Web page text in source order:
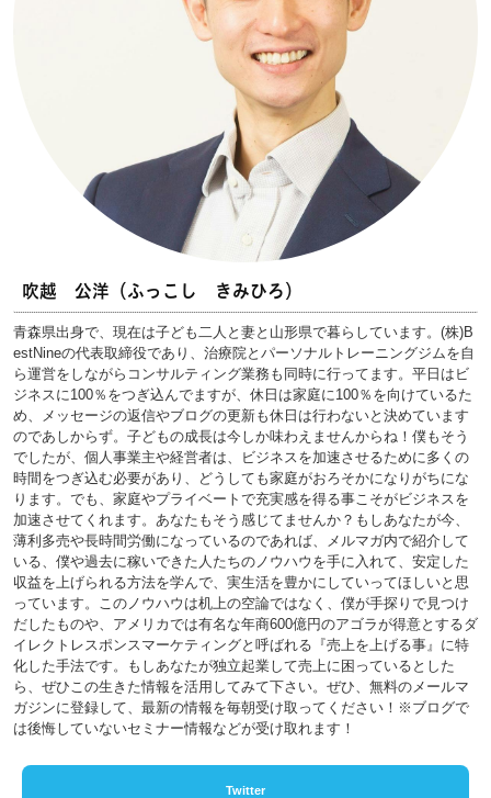
吹越 公洋（ふっこし きみひろ）
青森県出身で、現在は子ども二人と妻と山形県で暮らしています。(株)B
estNineの代表取締役であり、治療院とパーソナルトレーニングジムを自
ら運営をしながらコンサルティング業務も同時に行ってます。平日はビ
ジネスに100％をつぎ込んでますが、休日は家庭に100％を向けているた
め、メッセージの返信やブログの更新も休日は行わないと決めています
のであしからず。子どもの成長は今しか味わえませんからね！僕もそう
でしたが、個人事業主や経営者は、ビジネスを加速させるために多くの
時間をつぎ込む必要があり、どうしても家庭がおろそかになりがちにな
ります。でも、家庭やプライベートで充実感を得る事こそがビジネスを
加速させてくれます。あなたもそう感じてませんか？もしあなたが今、
薄利多売や長時間労働になっているのであれば、メルマガ内で紹介して
いる、僕や過去に稼いできた人たちのノウハウを手に入れて、安定した
収益を上げられる方法を学んで、実生活を豊かにしていってほしいと思
っています。このノウハウは机上の空論ではなく、僕が手探りで見つけ
だしたものや、アメリカでは有名な年商600億円のアゴラが得意とするダ
イレクトレスポンスマーケティングと呼ばれる『売上を上げる事』に特
化した手法です。もしあなたが独立起業して売上に困っているとした
ら、ぜひこの生きた情報を活用してみて下さい。ぜひ、無料のメールマ
ガジンに登録して、最新の情報を毎朝受け取ってください！※ブログで
は後悔していないセミナー情報などが受け取れます！
Twitter